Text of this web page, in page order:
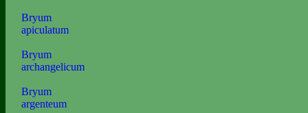
Bryum
apiculatum
Bryum
archangelicum
Bryum
argenteum